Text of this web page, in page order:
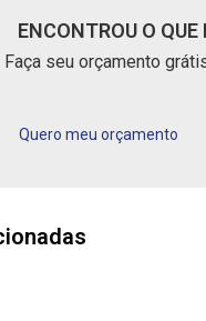
ENCONTROU O QUE
Faça seu orçamento
Quero meu orçamento